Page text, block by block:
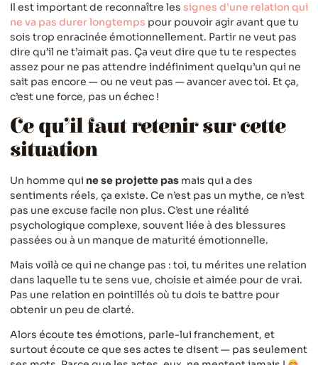
Il est important de reconnaître les signes d’une relation qui
ne va pas durer longtemps pour pouvoir agir avant que tu
sois trop enracinée émotionnellement. Partir ne veut pas
dire qu’il ne t’aimait pas. Ça veut dire que tu te respectes
assez pour ne pas attendre indéfiniment quelqu’un qui ne
sait pas encore — ou ne veut pas — avancer avec toi. Et ça,
c’est une force, pas un échec !
Ce qu’il faut retenir sur cette
situation
Un homme qui ne se projette pas mais qui a des
sentiments réels, ça existe. Ce n’est pas un mythe, ce n’est
pas une excuse facile non plus. C’est une réalité
psychologique complexe, souvent liée à des blessures
passées ou à un manque de maturité émotionnelle.
Mais voilà ce qui ne change pas : toi, tu mérites une relation
dans laquelle tu te sens vue, choisie et aimée pour de vrai.
Pas une relation en pointillés où tu dois te battre pour
obtenir un peu de clarté.
Alors écoute tes émotions, parle-lui franchement, et
surtout écoute ce que ses actes te disent — pas seulement